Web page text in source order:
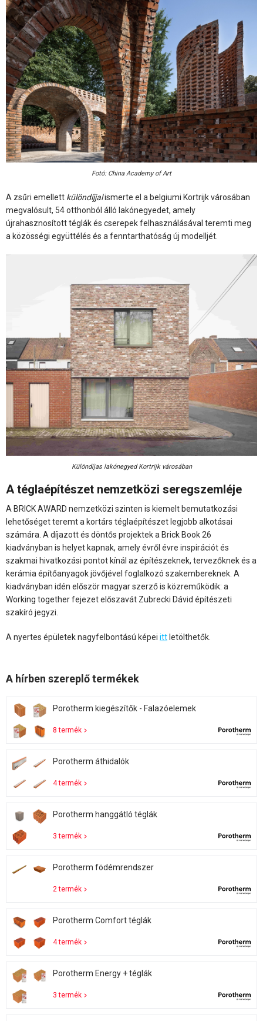
Fotó: China Academy of Art
A zsűri emellett különdíjjalismerte el a belgiumi Kortrijk városában
megvalósult, 54 otthonból álló lakónegyedet, amely
újrahasznosított téglák és cserepek felhasználásával teremti meg
a közösségi együttélés és a fenntarthatóság új modelljét.
Különdíjas lakónegyed Kortrijk városában
A téglaépítészet nemzetközi seregszemléje
A BRICK AWARD nemzetközi szinten is kiemelt bemutatkozási
lehetőséget teremt a kortárs téglaépítészet legjobb alkotásai
számára. A díjazott és döntős projektek a Brick Book 26
kiadványban is helyet kapnak, amely évről évre inspirációt és
szakmai hivatkozási pontot kínál az építészeknek, tervezőknek és a
kerámia építőanyagok jövőjével foglalkozó szakembereknek. A
kiadványban idén először magyar szerző is közreműködik: a
Working together fejezet előszavát Zubrecki Dávid építészeti
szakíró jegyzi.
A nyertes épületek nagyfelbontású képei itt letölthetők.
A hírben szereplő termékek
Porotherm kiegészítők - Falazóelemek
8 termék
Porotherm áthidalók
4 termék
Porotherm hanggátló téglák
3 termék
Porotherm födémrendszer
2 termék
Porotherm Comfort téglák
4 termék
Porotherm Energy + téglák
3 termék